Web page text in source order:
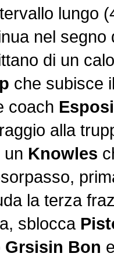
lungo
nel
di un
che subisce
coach
alla
un Knowles
la terza
sblocca
Grsisin Bon